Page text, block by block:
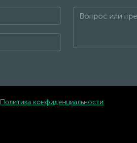
Политика конфиденциальности